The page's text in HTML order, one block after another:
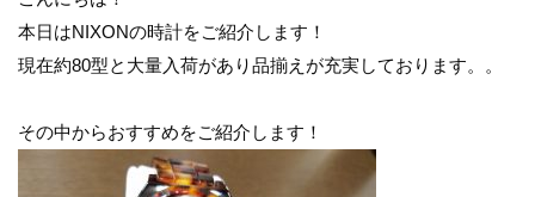
本日はNIXONの時計をご紹介します！
現在約80型と大量入荷があり品揃えが充実しております。。
その中からおすすめをご紹介します！